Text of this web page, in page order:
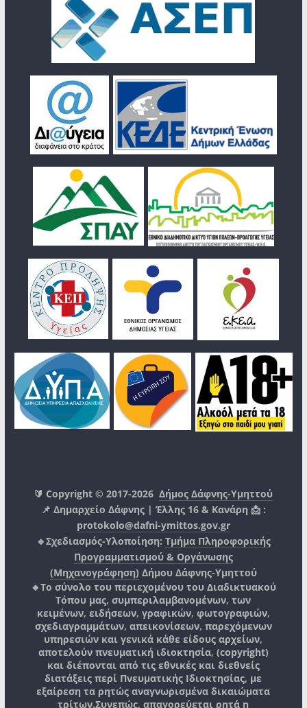
🔰 Copyright © 2017-2026Δήμος Δάφνης-Υμηττού
📌 Δημαρχείο Δάφνης | Έλλης 16 & Κανάρη 📩 :
protokolo@dafni-ymittos.gov.gr
🔹Σχεδιασμός-Υλοποίηση: Τμήμα Πληροφορικής
Προγραμματισμού & Οργάνωσης
(Μηχανογράφηση) Δήμου Δάφνης-Υμηττού
🔸Το σύνολο του περιεχομένου του Διαδικτυακού
Τόπου μας, συμπεριλαμβανομένων, των
κειμένων, ειδήσεων, γραφικών, φωτογραφιών,
σχεδιαγραμμάτων, απεικονίσεων, παρεχόμενων
υπηρεσιών και γενικά κάθε είδους αρχείων,
αποτελούν πνευματική ιδιοκτησία, (copyright)
και διέπονται από τις εθνικές και διεθνείς
διατάξεις περί Πνευματικής Ιδιοκτησίας, με
εξαίρεση τα ρητώς αναγνωρισμένα δικαιώματα
τρίτων.Συνεπώς, απαγορεύεται ρητά η